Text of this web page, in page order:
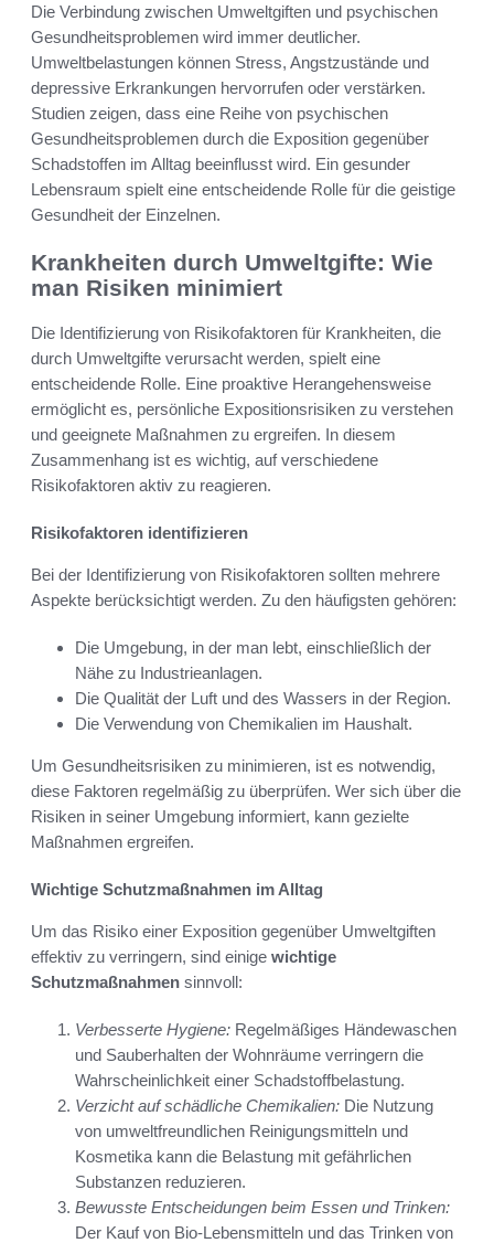
Die Verbindung zwischen Umweltgiften und psychischen
Gesundheitsproblemen wird immer deutlicher.
Umweltbelastungen können Stress, Angstzustände und
depressive Erkrankungen hervorrufen oder verstärken.
Studien zeigen, dass eine Reihe von psychischen
Gesundheitsproblemen durch die Exposition gegenüber
Schadstoffen im Alltag beeinflusst wird. Ein gesunder
Lebensraum spielt eine entscheidende Rolle für die geistige
Gesundheit der Einzelnen.
Krankheiten durch Umweltgifte: Wie
man Risiken minimiert
Die Identifizierung von Risikofaktoren für Krankheiten, die
durch Umweltgifte verursacht werden, spielt eine
entscheidende Rolle. Eine proaktive Herangehensweise
ermöglicht es, persönliche Expositionsrisiken zu verstehen
und geeignete Maßnahmen zu ergreifen. In diesem
Zusammenhang ist es wichtig, auf verschiedene
Risikofaktoren aktiv zu reagieren.
Risikofaktoren identifizieren
Bei der Identifizierung von Risikofaktoren sollten mehrere
Aspekte berücksichtigt werden. Zu den häufigsten gehören:
Die Umgebung, in der man lebt, einschließlich der
Nähe zu Industrieanlagen.
Die Qualität der Luft und des Wassers in der Region.
Die Verwendung von Chemikalien im Haushalt.
Um Gesundheitsrisiken zu minimieren, ist es notwendig,
diese Faktoren regelmäßig zu überprüfen. Wer sich über die
Risiken in seiner Umgebung informiert, kann gezielte
Maßnahmen ergreifen.
Wichtige Schutzmaßnahmen im Alltag
Um das Risiko einer Exposition gegenüber Umweltgiften
effektiv zu verringern, sind einige wichtige
Schutzmaßnahmen sinnvoll:
Verbesserte Hygiene: Regelmäßiges Händewaschen
und Sauberhalten der Wohnräume verringern die
Wahrscheinlichkeit einer Schadstoffbelastung.
Verzicht auf schädliche Chemikalien: Die Nutzung
von umweltfreundlichen Reinigungsmitteln und
Kosmetika kann die Belastung mit gefährlichen
Substanzen reduzieren.
Bewusste Entscheidungen beim Essen und Trinken:
Der Kauf von Bio-Lebensmitteln und das Trinken von